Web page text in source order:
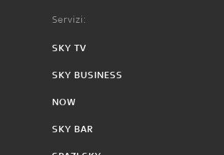
Servizi:
SKY TV
SKY BUSINESS
NOW
SKY BAR